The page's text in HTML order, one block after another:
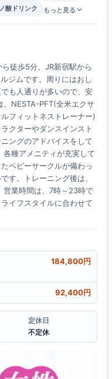
酸ドリンク もっと見る
徒歩5分、JR新宿駅から
ジムです。周りにはおし
も人通りが多いので、安
NESTA-PFT(全米エクサ
フィットネストレーナー)
クターやダンスインスト
ングのアドバイスをして
各種アメニティが充実して
ベビーサークルが備わっ
す。トレーニング後は、
営業時間は、7時～23時で
イフスタイルに合わせて
184,800円
92,400円
定休日
不定休